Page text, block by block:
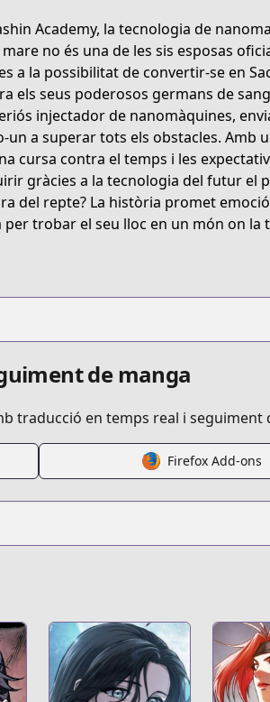
arts/nanomasin-s3/
arts/nanomasin/
mashin/list?title_no=4341
machine/list?title_no=4344
Academy, la tecnologia de
mare no és una de les sis esposas
a la possibilitat de convertir-se en
els seus poderosos germans de
injectador de nanomàquines,
un a superar tots els obstacles.
cursa contra el temps i les
gràcies a la tecnologia del futur el
del repte? La història promet
per trobar el seu lloc en un món on la
de manga
traducció en temps real i
Firefox Add-ons